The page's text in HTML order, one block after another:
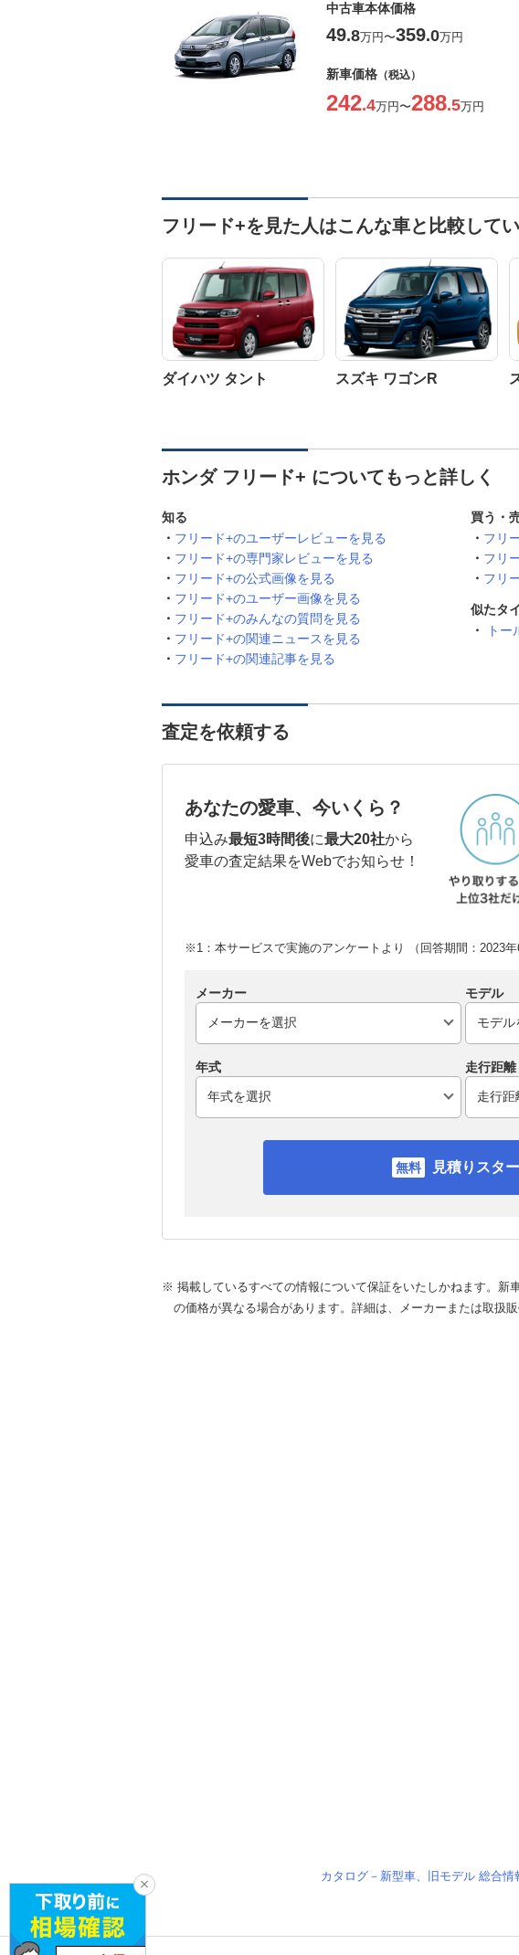
中古車本体価格
49.8万円〜359.0万円
新車価格 （税込）
242.4万円〜288.5万円
フリード+を見た人はこんな車と比較して
ダイハツ タント スズキ ワゴンR
ホンダ フリード+ についてもっと詳しく
知る
フリード+のユーザーレビューを見る
フリード+の専門家レビューを見る
フリード+の公式画像を見る
フリード+のユーザー画像を見る
フリード+のみんなの質問を見る
フリード+の関連ニュースを見る
フリード+の関連記事を見る
買う・
フリ
フリ
フリ
似たタ
トー
査定を依頼する
あなたの愛車、今いくら？
申込み最短3時間後に最大20社から
愛車の査定結果をWebでお知らせ！
※1：本サービスで実施のアンケートより （回答期間：2023年
メーカー モデル
年式 走行距離
見積りスタ
※ 掲載しているすべての情報について保証をいたしかねます。新
の価格が異なる場合があります。詳細は、メーカーまたは取扱
カタログ－新型車、旧モデル 総合情